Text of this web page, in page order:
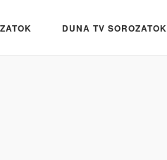
DUNA TV SOROZATOK